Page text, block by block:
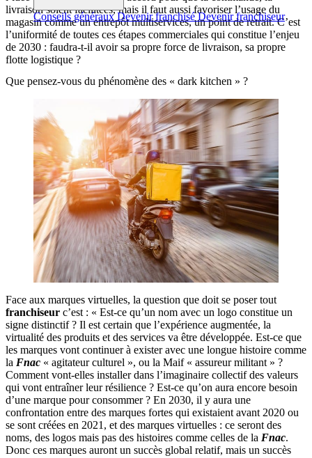
Conseils généraux Devenir franchisé Devenir franchiseur
livraison soient facilitées, mais il faut aussi favoriser l’usage du
magasin comme un entrepôt multiservices, un point de retrait. C’est
l’uniformité de toutes ces étapes commerciales qui constitue l’enjeu
de 2030 : faudra-t-il avoir sa propre force de livraison, sa propre
flotte logistique ?
Que pensez-vous du phénomène des « dark kitchen » ?
Face aux marques virtuelles, la question que doit se poser tout
franchiseur c’est : « Est-ce qu’un nom avec un logo constitue un
signe distinctif ? Il est certain que l’expérience augmentée, la
virtualité des produits et des services va être développée. Est-ce que
les marques vont continuer à exister avec une longue histoire comme
la Fnac « agitateur culturel », ou la Maif « assureur militant » ?
Comment vont-elles installer dans l’imaginaire collectif des valeurs
qui vont entraîner leur résilience ? Est-ce qu’on aura encore besoin
d’une marque pour consommer ? En 2030, il y aura une
confrontation entre des marques fortes qui existaient avant 2020 ou
se sont créées en 2021, et des marques virtuelles : ce seront des
noms, des logos mais pas des histoires comme celles de la Fnac.
Donc ces marques auront un succès global relatif, mais un succès